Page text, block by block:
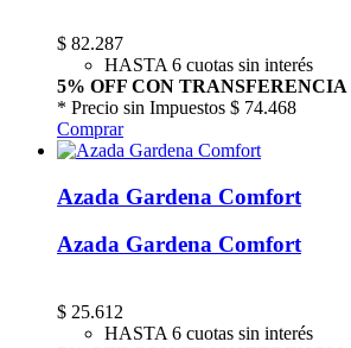
$ 82.287
HASTA 6 cuotas sin interés
5% OFF CON TRANSFERENCIA
* Precio sin Impuestos $ 74.468
Comprar
Azada Gardena Comfort
Azada Gardena Comfort
$ 25.612
HASTA 6 cuotas sin interés